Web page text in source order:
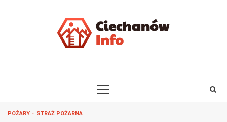
PRIMARY
POŻARY STRAŻ POŻARNA